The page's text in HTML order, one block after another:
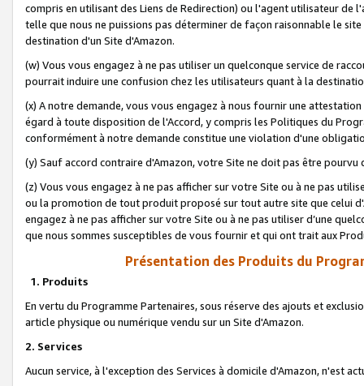
compris en utilisant des Liens de Redirection) ou l'agent utilisateur
telle que nous ne puissions pas déterminer de façon raisonnable le
destination d'un Site d'Amazon.
(w) Vous vous engagez à ne pas utiliser un quelconque service de
pourrait induire une confusion chez les utilisateurs quant à la
(x) A notre demande, vous vous engagez à nous fournir une
égard à toute disposition de l'Accord, y compris les Politiques du
conformément à notre demande constitue une violation d'une
(y) Sauf accord contraire d'Amazon, votre Site ne doit pas être
(z) Vous vous engagez à ne pas afficher sur votre Site ou à ne pas
ou la promotion de tout produit proposé sur tout autre site que celui
engagez à ne pas afficher sur votre Site ou à ne pas utiliser d’une
que nous sommes susceptibles de vous fournir et qui ont trait aux
Présentation des Produits du
1. Produits
En vertu du Programme Partenaires, sous réserve des ajouts et
article physique ou numérique vendu sur un Site d'Amazon.
2. Services
Aucun service, à l'exception des Services à domicile d'Amazon, n'est